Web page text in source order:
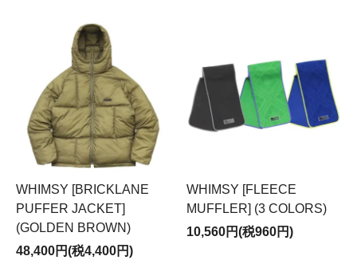
WHIMSY [BRICKLANE
PUFFER JACKET]
(GOLDEN BROWN)
48,400円(税4,400円)
WHIMSY [FLEECE
MUFFLER] (3 COLORS)
10,560円(税960円)